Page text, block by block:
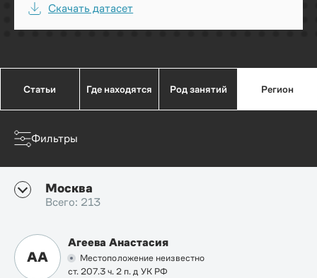
Скачать датасет
Статьи Где находятся Род занятий Регион
Фильтры
Москва
Всего: 213
АА
Агеева Анастасия
Местоположение неизвестно
ст. 207.3 ч. 2 п. д УК РФ